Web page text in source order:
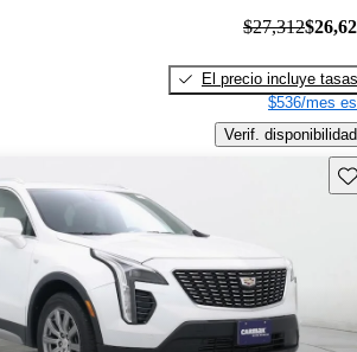
$27,312
El precio incluye tasas
$536/mes
Verif. disponibilidad